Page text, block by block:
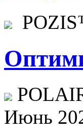
Июнь